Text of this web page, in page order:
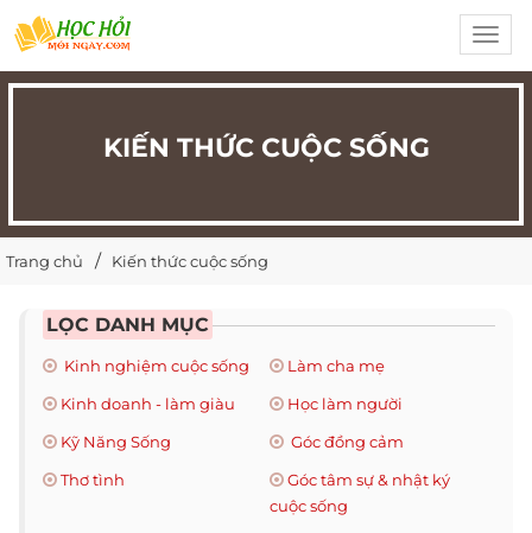
KIẾN THỨC CUỘC SỐNG
Trang chủ Kiến thức cuộc sống
LỌC DANH MỤC
Kinh nghiệm cuộc sống
Làm cha mẹ
Kinh doanh - làm giàu
Học làm người
Kỹ Năng Sống
Góc đồng cảm
Thơ tình
Góc tâm sự & nhật ký
cuộc sống